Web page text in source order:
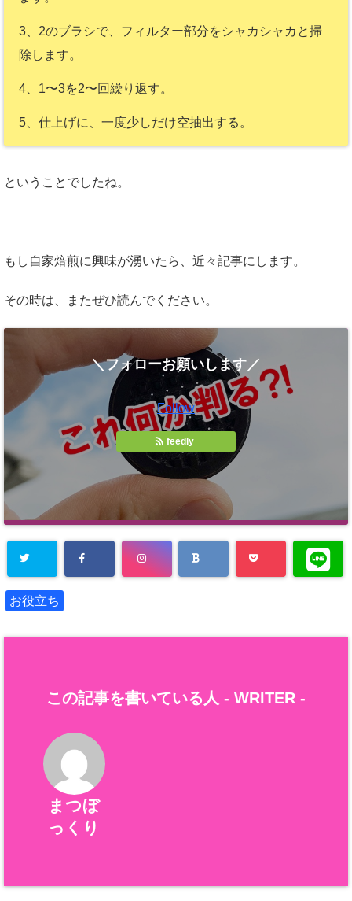
3、2のブラシで、フィルター部分をシャカシャカと掃
除します。
4、1〜3を2〜回繰り返す。
5、仕上げに、一度少しだけ空抽出する。
ということでしたね。
もし自家焙煎に興味が湧いたら、近々記事にします。
その時は、またぜひ読んでください。
＼フォローお願いします／
Follow
feedly
お役立ち
この記事を書いている人 - WRITER -
まつぼ
っくり